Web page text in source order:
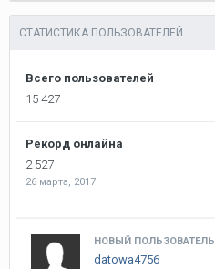
СТАТИСТИКА ПОЛЬЗОВАТЕЛЕЙ
Всего пользователей
15 427
Рекорд онлайна
2 527
26 марта, 2017
НОВЫЙ ПОЛЬЗОВАТЕЛЬ
datowa4756